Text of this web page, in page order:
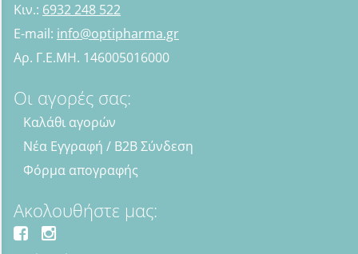
Κιν.: 6932 248 522
E-mail: info@optipharma.gr
Αρ. Γ.Ε.ΜΗ. 146005016000
Οι αγορές σας:
Καλάθι αγορών
Νέα Εγγραφή / B2B Σύνδεση
Φόρμα απογραφής
Ακολουθήστε μας: